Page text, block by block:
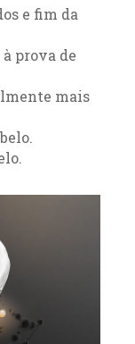
e fim da
prova de
mais